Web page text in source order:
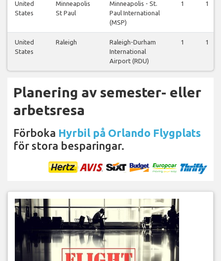
United
States
Minneapolis
St Paul
Minneapolis - St.
Paul International
(MSP)
1 1
United
States
Raleigh
Raleigh-Durham
International
Airport (RDU)
1 1
Planering av semester- eller
arbetsresa
Förboka Hyrbil på Orlando Flygplats
för stora besparingar.